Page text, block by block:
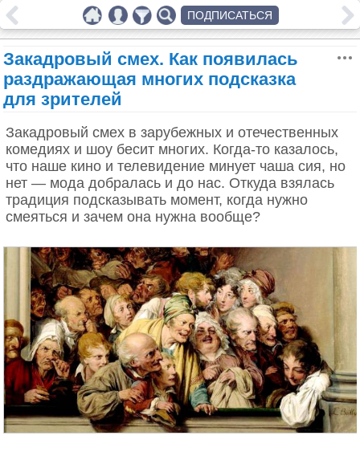
Закадровый смех. Как появилась
раздражающая многих подсказка
для зрителей
Закадровый смех в зарубежных и отечественных
комедиях и шоу бесит многих. Когда-то казалось,
что наше кино и телевидение минует чаша сия, но
нет — мода добралась и до нас. Откуда взялась
традиция подсказывать момент, когда нужно
смеяться и зачем она нужна вообще?
ПОДПИСАТЬСЯ